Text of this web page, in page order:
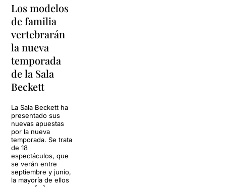
Los modelos
de familia
vertebrarán
la nueva
temporada
de la Sala
Beckett
La Sala Beckett ha
presentado sus
nuevas apuestas
por la nueva
temporada. Se trata
de 18
espectáculos, que
se verán entre
septiembre y junio,
la mayoría de ellos